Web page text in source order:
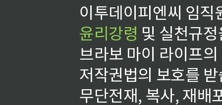
이투데이피엔씨 임
윤리강령 및 실천규
브라보 마이 라이프
저작권법의 보호를
무단전재, 복사, 재배